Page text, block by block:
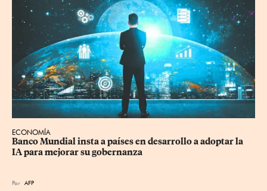
ECONOMÍA
Banco Mundial insta a países en desarrollo a adoptar la
IA para mejorar su gobernanza
Por AFP